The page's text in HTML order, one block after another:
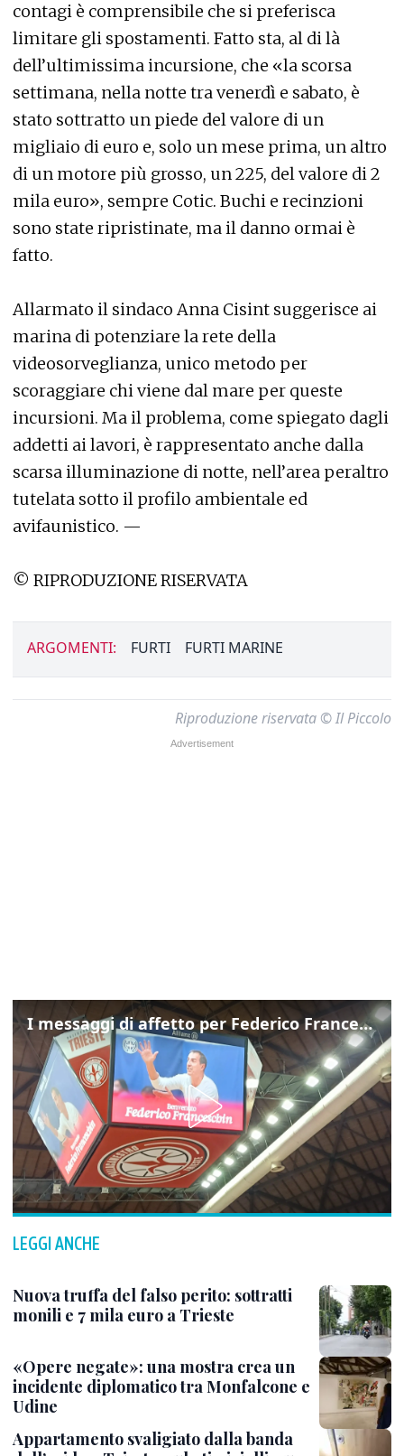
contagi è comprensibile che si preferisca
limitare gli spostamenti. Fatto sta, al di là
dell’ultimissima incursione, che «la scorsa
settimana, nella notte tra venerdì e sabato, è
stato sottratto un piede del valore di un
migliaio di euro e, solo un mese prima, un altro
di un motore più grosso, un 225, del valore di 2
mila euro», sempre Cotic. Buchi e recinzioni
sono state ripristinate, ma il danno ormai è
fatto.
Allarmato il sindaco Anna Cisint suggerisce ai
marina di potenziare la rete della
videosorveglianza, unico metodo per
scoraggiare chi viene dal mare per queste
incursioni. Ma il problema, come spiegato dagli
addetti ai lavori, è rappresentato anche dalla
scarsa illuminazione di notte, nell’area peraltro
tutelata sotto il profilo ambientale ed
avifaunistico. —
© RIPRODUZIONE RISERVATA
ARGOMENTI: FURTI FURTI MARINE
Riproduzione riservata © Il Piccolo
I messaggi di affetto per Federico Franceschin: così il mondo del basket gli è stato accanto fino all’ultimo
LEGGI ANCHE
Nuova truffa del falso perito: sottratti
monili e 7 mila euro a Trieste
«Opere negate»: una mostra crea un
incidente diplomatico tra Monfalcone e
Udine
Appartamento svaligiato dalla banda